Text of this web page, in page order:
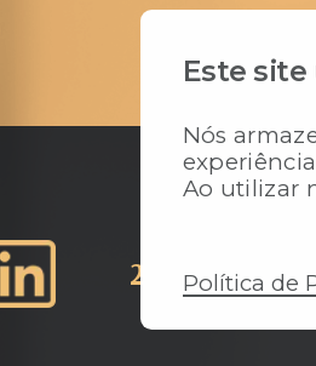
2026 -
Este site
Nós
Ao utilizar
Política de